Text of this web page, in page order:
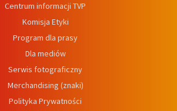
Centrum informacji TVP
Komisja Etyki
Program dla prasy
Dla mediów
Serwis fotograficzny
Merchandising (znaki)
Polityka Prywatności